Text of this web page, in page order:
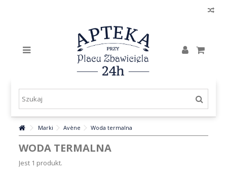
Marki Avène Woda termalna
WODA TERMALNA
Jest 1 produkt.